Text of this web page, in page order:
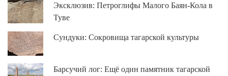
Эксклюзив: Петроглифы Малого Баян-Кола в
Туве
Сундуки: Сокровища тагарской культуры
Барсучий лог: Ещё один памятник тагарской